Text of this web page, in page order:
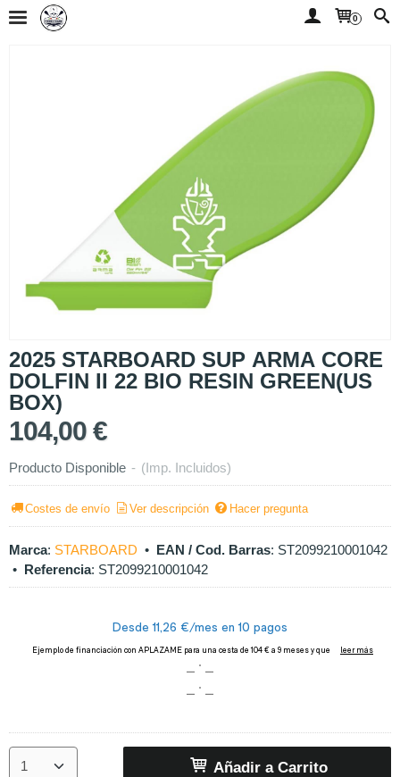
0
2025 STARBOARD SUP ARMA CORE
DOLFIN II 22 BIO RESIN GREEN(US
BOX)
104,00 €
Producto Disponible - (Imp. Incluidos)
Costes de envío Ver descripción Hacer pregunta
Marca: STARBOARD • EAN / Cod. Barras: ST2099210001042
• Referencia: ST2099210001042
Añadir a Carrito